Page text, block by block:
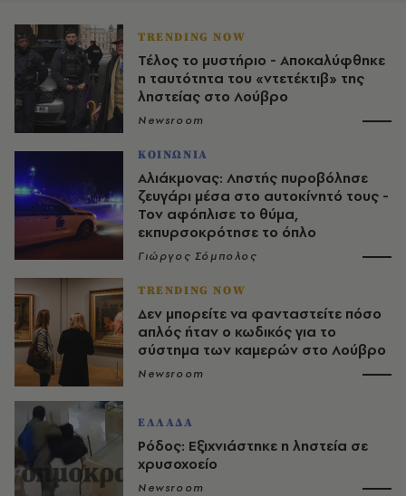
TRENDING NOW
Τέλος το μυστήριο - Αποκαλύφθηκε
η ταυτότητα του «ντετέκτιβ» της
ληστείας στο Λούβρο
Newsroom
ΚΟΙΝΩΝΙΑ
Αλιάκμονας: Ληστής πυροβόλησε
ζευγάρι μέσα στο αυτοκίνητό τους -
Τον αφόπλισε το θύμα,
εκπυρσοκρότησε το όπλο
Γιώργος Σόμπολος
TRENDING NOW
Δεν μπορείτε να φανταστείτε πόσο
απλός ήταν ο κωδικός για το
σύστημα των καμερών στο Λούβρο
Newsroom
ΕΛΛΑΔΑ
Ρόδος: Εξιχνιάστηκε η ληστεία σε
χρυσοχοείο
Newsroom